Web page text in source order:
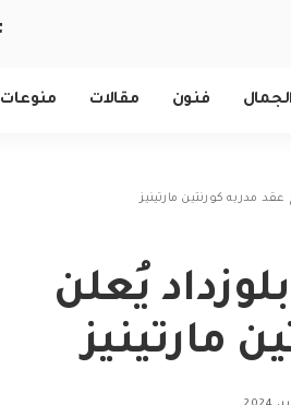
فنون مقالات منوعات
مدربه كورنتين مارتينيز
يُعلن
مارتينيز